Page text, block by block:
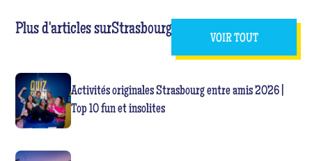
Plus d'articles surStrasbourg
VOIR TOUT
Activités originales Strasbourg entre amis 2026 |
Top 10 fun et insolites